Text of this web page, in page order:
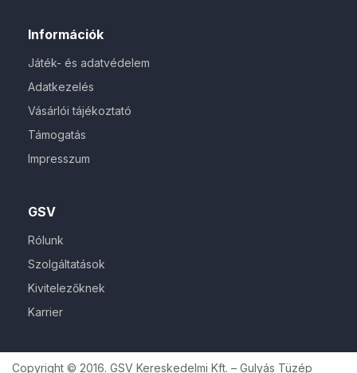
GSV
Rólunk
Szolgáltatások
Kivitelezőknek
Karrier
Információk
Játék- és adatvédelem
Adatkezelés
Vásárlói tájékoztató
Támogatás
Impresszum
Copyright © 2016. GSV Kereskedelmi Kft. – Gulyás Tüzép